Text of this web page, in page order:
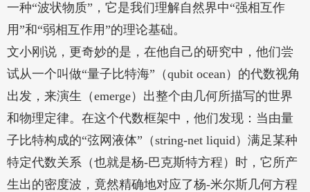
一种“波状物质”，它是我们理解自然界中“强相互作
用”和“弱相互作用”的理论基础。
文小刚说，更奇妙的是，在他自己的研究中，他们尝
试从一个叫做“量子比特海”（qubit ocean）的代数视角
出发，来演生（emerge）出整个由几何所描写的世界
和物理定律。在这个代数框架中，他们发现：当由量
子比特构成的“弦网液体”（string-net liquid）满足某种
特定代数关系（也就是杨-巴克斯特方程）时，它所产
生出的密度波，竟然精确地对应了杨-米尔斯几何方程